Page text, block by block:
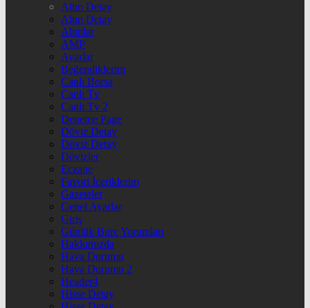
Altın Detay
Altın Detay
Altınlar
AMP
Ayarlar
Beğendiklerim
Canlı Borsa
Canlı Tv
Canlı Tv 2
Deneme Page
Döviz Detay
Döviz Detay
Dövizler
Eczane
Favori İçeriklerim
Gazeteler
Genel Ayarlar
Giriş
Günlük Burç Yorumları
Hakkımızda
Hava Durumu
Hava Durumu 2
Header4
Hisse Detay